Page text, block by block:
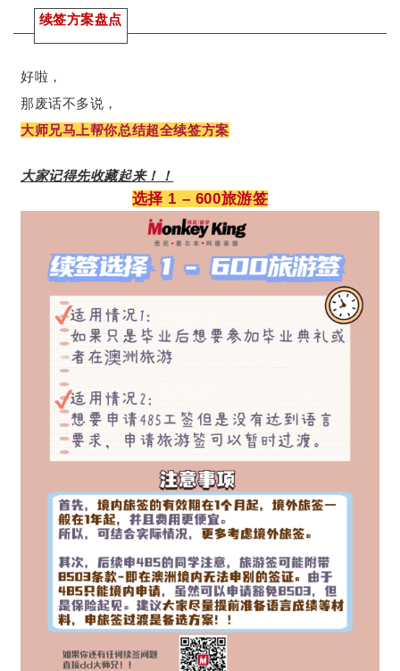
续签方案盘点
好啦，
那废话不多说，
大师兄马上帮你总结超全续签方案
大家记得先收藏起来！！
选择 1 – 600旅游签